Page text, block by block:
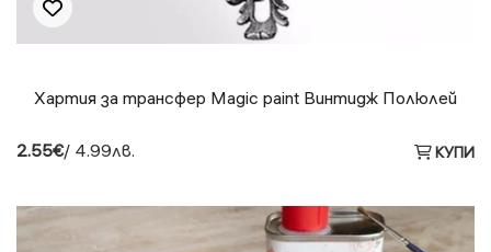
Хартия за трансфер Magic paint Винтидж Полюлей
2.55€/ 4.99лв. КУПИ